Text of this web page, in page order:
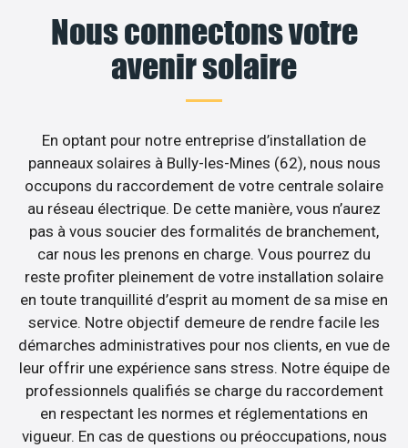
Nous connectons votre
avenir solaire
En optant pour notre entreprise d’installation de
panneaux solaires à Bully-les-Mines (62), nous nous
occupons du raccordement de votre centrale solaire
au réseau électrique. De cette manière, vous n’aurez
pas à vous soucier des formalités de branchement,
car nous les prenons en charge. Vous pourrez du
reste profiter pleinement de votre installation solaire
en toute tranquillité d’esprit au moment de sa mise en
service. Notre objectif demeure de rendre facile les
démarches administratives pour nos clients, en vue de
leur offrir une expérience sans stress. Notre équipe de
professionnels qualifiés se charge du raccordement
en respectant les normes et réglementations en
vigueur. En cas de questions ou préoccupations, nous